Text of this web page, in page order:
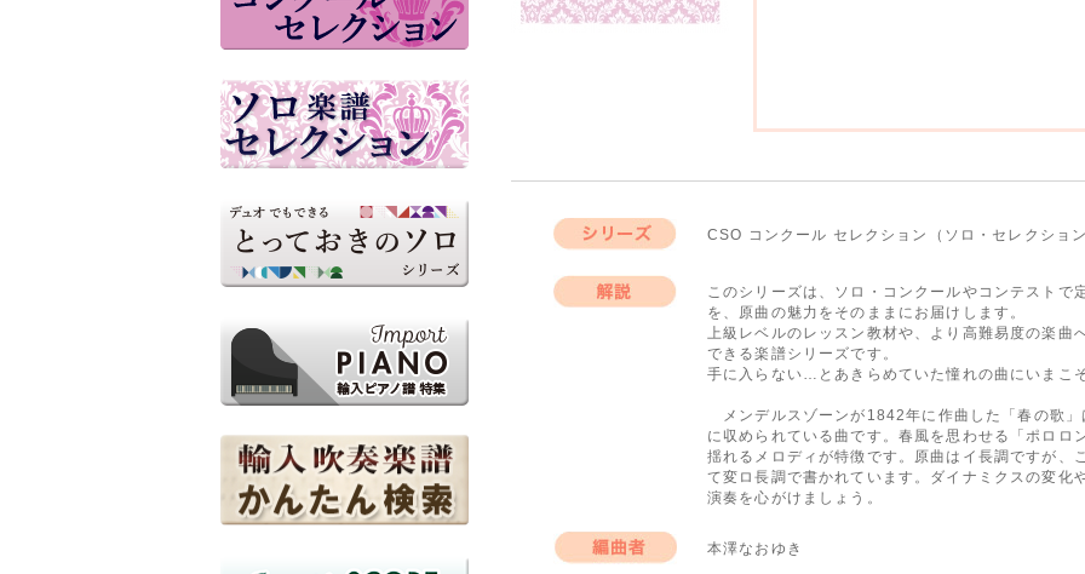
CSO コンクール セレクション（ソロ・セレクシ
このシリーズは、ソロ・コンクールやコンテストで
を、原曲の魅力をそのままにお届けします。
上級レベルのレッスン教材や、より高難易度の楽
できる楽譜シリーズです。
手に入らない…とあきらめていた憧れの曲にいまこ
メンデルスゾーンが1842年に作曲した「春の歌
に収められている曲です。春風を思わせる「ポロロ
揺れるメロディが特徴です。原曲はイ長調ですが、
て変ロ長調で書かれています。ダイナミクスの変化
演奏を心がけましょう。
本澤なおゆき